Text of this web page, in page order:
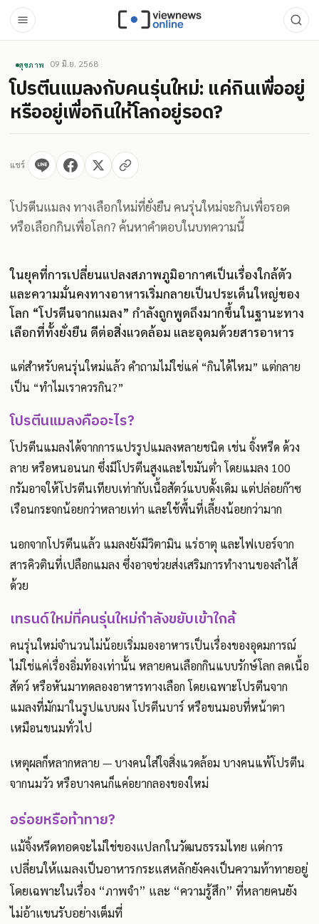
สุขภาพ 09 มิ.ย. 2568
โปรตีนแมลงกับคนรุ่นใหม่: แค่กินเพื่ออยู่
หรืออยู่เพื่อกินให้โลกอยู่รอด?
แชร์
โปรตีนแมลง ทางเลือกใหม่ที่ยั่งยืน คนรุ่นใหม่จะกินเพื่อรอด
หรือเลือกกินเพื่อโลก? ค้นหาคำตอบในบทความนี้
ในยุคที่การเปลี่ยนแปลงสภาพภูมิอากาศเป็นเรื่องใกล้ตัว
และความมั่นคงทางอาหารเริ่มกลายเป็นประเด็นใหญ่ของ
โลก “โปรตีนจากแมลง” กำลังถูกพูดถึงมากขึ้นในฐานะทาง
เลือกที่ทั้งยั่งยืน ดีต่อสิ่งแวดล้อม และอุดมด้วยสารอาหาร
แต่สำหรับคนรุ่นใหม่แล้ว คำถามไม่ใช่แค่ “กินได้ไหม” แต่กลาย
เป็น “ทำไมเราควรกิน?”
โปรตีนแมลงคืออะไร?
โปรตีนแมลงได้จากการแปรรูปแมลงหลายชนิด เช่น จิ้งหรีด ด้วง
ลาย หรือหนอนนก ซึ่งมีโปรตีนสูงและไขมันต่ำ โดยแมลง 100
กรัมอาจให้โปรตีนเทียบเท่ากับเนื้อสัตว์แบบดั้งเดิม แต่ปล่อยก๊าซ
เรือนกระจกน้อยกว่าหลายเท่า และใช้พื้นที่เลี้ยงน้อยกว่ามาก
นอกจากโปรตีนแล้ว แมลงยังมีวิตามิน แร่ธาตุ และไฟเบอร์จาก
สารคิวตินที่เปลือกแมลง ซึ่งอาจช่วยส่งเสริมการทำงานของลำไส้
ด้วย
เทรนด์ใหม่ที่คนรุ่นใหม่กำลังขยับเข้าใกล้
คนรุ่นใหม่จำนวนไม่น้อยเริ่มมองอาหารเป็นเรื่องของอุดมการณ์
ไม่ใช่แค่เรื่องอิ่มท้องเท่านั้น หลายคนเลือกกินแบบรักษ์โลก ลดเนื้อ
สัตว์ หรือหันมาทดลองอาหารทางเลือก โดยเฉพาะโปรตีนจาก
แมลงที่มักมาในรูปแบบผง โปรตีนบาร์ หรือขนมอบที่หน้าตา
เหมือนขนมทั่วไป
เหตุผลก็หลากหลาย — บางคนใส่ใจสิ่งแวดล้อม บางคนแพ้โปรตีน
จากนมวัว หรือบางคนก็แค่อยากลองของใหม่
อร่อยหรือท้าทาย?
แม้จิ้งหรีดทอดจะไม่ใช่ของแปลกในวัฒนธรรมไทย แต่การ
เปลี่ยนให้แมลงเป็นอาหารกระแสหลักยังคงเป็นความท้าทายอยู่
โดยเฉพาะในเรื่อง “ภาพจำ” และ “ความรู้สึก” ที่หลายคนยัง
ไม่อ้าแขนรับอย่างเต็มที่